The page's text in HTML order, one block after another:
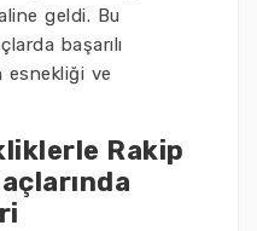
geldi. Bu
başarılı
esnekliği ve
Rakip